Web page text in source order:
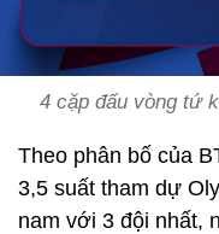
4 cặp đấu vòng tứ
Theo phân bố của
3,5 suất tham dự
nam với 3 đội nhất,